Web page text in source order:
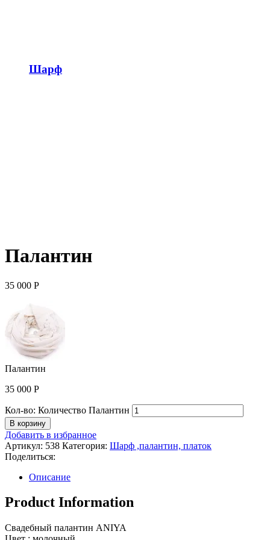
Шарф
Палантин
35 000 Р
Палантин
35 000 Р
Кол-во: Количество Палантин
В корзину
Добавить в избранное
Артикул: 538 Категория: Шарф ,палантин, платок
Поделиться:
Описание
Product Information
Свадебный палантин ANIYA